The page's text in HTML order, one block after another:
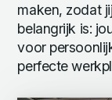
maken, zodat
belangrijk is:
voor
perfecte